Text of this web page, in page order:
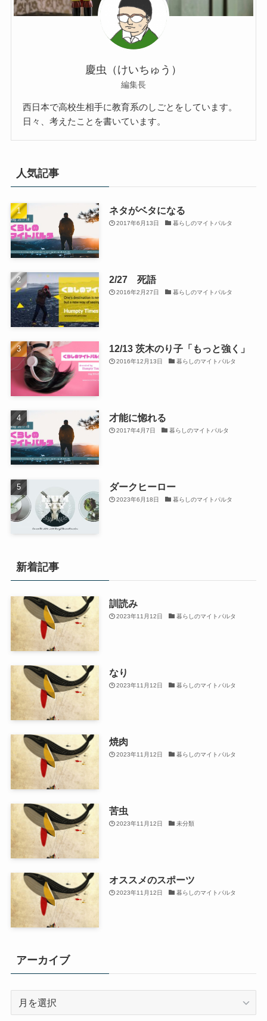
慶虫（けいちゅう）
編集長
西日本で高校生相手に教育系のしごとをしています。
日々、考えたことを書いています。
人気記事
ネタがベタになる
2017年6月13日 暮らしのマイトパルタ
2/27 死語
2016年2月27日 暮らしのマイトパルタ
12/13 茨木のり子「もっと強く」
2016年12月13日 暮らしのマイトパルタ
才能に惚れる
2017年4月7日 暮らしのマイトパルタ
ダークヒーロー
2023年6月18日 暮らしのマイトパルタ
新着記事
訓読み
2023年11月12日 暮らしのマイトパルタ
なり
2023年11月12日 暮らしのマイトパルタ
焼肉
2023年11月12日 暮らしのマイトパルタ
苦虫
2023年11月12日 未分類
オススメのスポーツ
2023年11月12日 暮らしのマイトパルタ
アーカイブ